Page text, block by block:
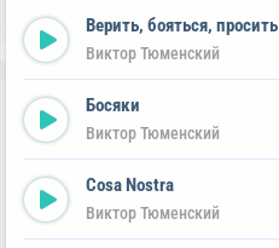
Верить, бояться, просить
Виктор Тюменский
Босяки
Виктор Тюменский
Cosa Nostra
Виктор Тюменский